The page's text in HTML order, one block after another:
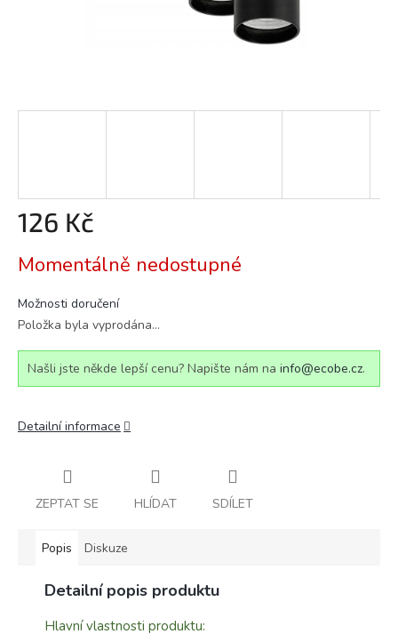
126 Kč
cena:
Momentálně nedostupné
Možnosti doručení
Položka byla vyprodána…
Našli jste někde lepší cenu? Napište nám na info@ecobe.cz.
Detailní informace
ZEPTAT SE HLÍDAT SDÍLET
Popis Diskuze
Detailní popis produktu
Hlavní vlastnosti produktu: